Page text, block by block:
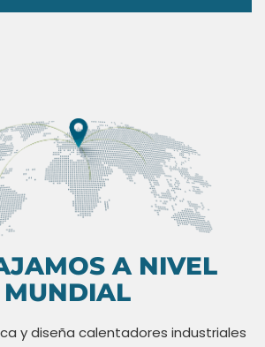
A NIVEL
MUNDIAL
y diseña calentadores industriales